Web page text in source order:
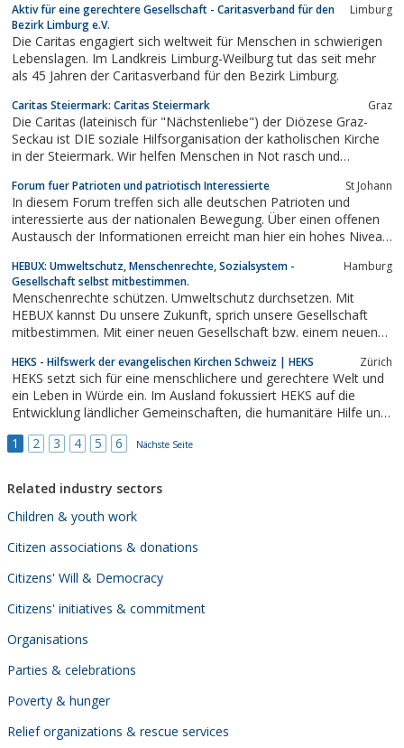
Aktiv für eine gerechtere Gesellschaft - Caritasverband für den
Bezirk Limburg e.V.
Limburg
Die Caritas engagiert sich weltweit für Menschen in schwierigen
Lebenslagen. Im Landkreis Limburg-Weilburg tut das seit mehr
als 45 Jahren der Caritasverband für den Bezirk Limburg.
Caritas Steiermark: Caritas Steiermark Graz
Die Caritas (lateinisch für "Nächstenliebe") der Diözese Graz-
Seckau ist DIE soziale Hilfsorganisation der katholischen Kirche
in der Steiermark. Wir helfen Menschen in Not rasch und
Fähigkeiten. Wir sind in den Bereichen "Hilfe für Menschen in
Not"...
Forum fuer Patrioten und patriotisch Interessierte St Johann
In diesem Forum treffen sich alle deutschen Patrioten und
interessierte aus der nationalen Bewegung. Über einen offenen
Austausch der Informationen erreicht man hier ein hohes Niveau
Projekt soll die nationale Bewegung fördern.
HEBUX: Umweltschutz, Menschenrechte, Sozialsystem -
Gesellschaft selbst mitbestimmen.
Hamburg
Menschenrechte schützen. Umweltschutz durchsetzen. Mit
HEBUX kannst Du unsere Zukunft, sprich unsere Gesellschaft
mitbestimmen. Mit einer neuen Gesellschaft bzw. einem neuen
unsere Zukunft mitgestimmen und das ohne Dich von einer
Partei abhängig zu machen.
HEKS - Hilfswerk der evangelischen Kirchen Schweiz | HEKS Zürich
HEKS setzt sich für eine menschlichere und gerechtere Welt und
ein Leben in Würde ein. Im Ausland fokussiert HEKS auf die
Entwicklung ländlicher Gemeinschaften, die humanitäre Hilfe und
für die Rechte und die Integration von Flüchtlingen und sozial
1 2 3 4 5 6 Nächste Seite
Related industry sectors
Children & youth work
Citizen associations & donations
Citizens' Will & Democracy
Citizens' initiatives & commitment
Organisations
Parties & celebrations
Poverty & hunger
Relief organizations & rescue services